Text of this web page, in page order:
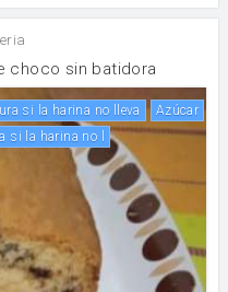
choco sin batidora
si la harina no lleva
Azúcar
si la harina no l